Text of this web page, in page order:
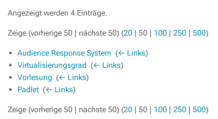
Angezeigt werden 4 Einträge.
Zeige (vorherige 50 | nächste 50) (20 | 50 | 100 | 250 | 500)
Audience Response System (← Links)
Virtualisierungsgrad (← Links)
Vorlesung (← Links)
Padlet (← Links)
Zeige (vorherige 50 | nächste 50) (20 | 50 | 100 | 250 | 500)